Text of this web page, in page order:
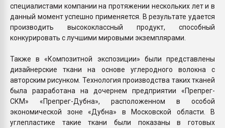
специалистами компании на протяжении нескольких лет и в
данный момент успешно применяется. В результате удается
производить высококлассный продукт, способный
конкурировать с лучшими мировыми экземплярами.
Также в «Композитной экспозиции» были представлены
дизайнерские ткани на основе углеродного волокна с
авторским рисунком. Технология производства таких тканей
была разработана на дочернем предприятии «Препрег-
СКМ» «Препрег-Дубна», расположенном в особой
экономической зоне «Дубна» в Московской области. В
углепластике такие ткани были показаны в готовых